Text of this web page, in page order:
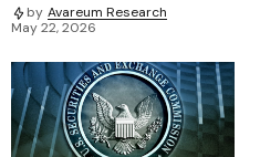
by Avareum Research
May 22, 2026